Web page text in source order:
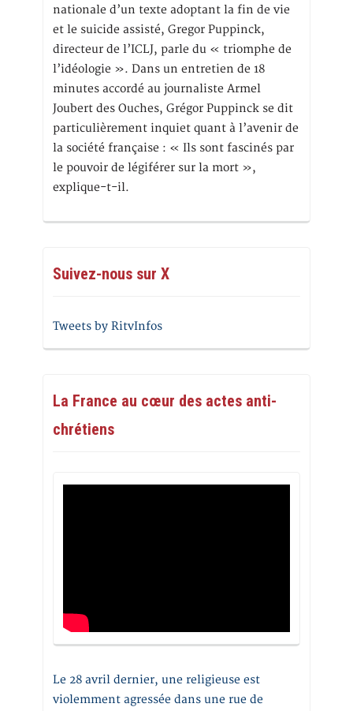
nationale d’un texte adoptant la fin de vie
et le suicide assisté, Gregor Puppinck,
directeur de l’ICLJ, parle du « triomphe de
l’idéologie ». Dans un entretien de 18
minutes accordé au journaliste Armel
Joubert des Ouches, Grégor Puppinck se dit
particulièrement inquiet quant à l’avenir de
la société française : « Ils sont fascinés par
le pouvoir de légiférer sur la mort »,
explique-t-il.
Suivez-nous sur X
Tweets by RitvInfos
La France au cœur des actes anti-
chrétiens
Le 28 avril dernier, une religieuse est
violemment agressée dans une rue de